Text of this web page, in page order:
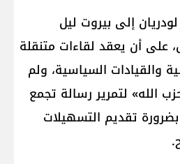
إلى بيروت ليل
على أن يعقد لقاءات متنقلة
والقيادات السياسية، ولم
الله» لتمرير رسالة تجمع
بضرورة تقديم التسهيلات